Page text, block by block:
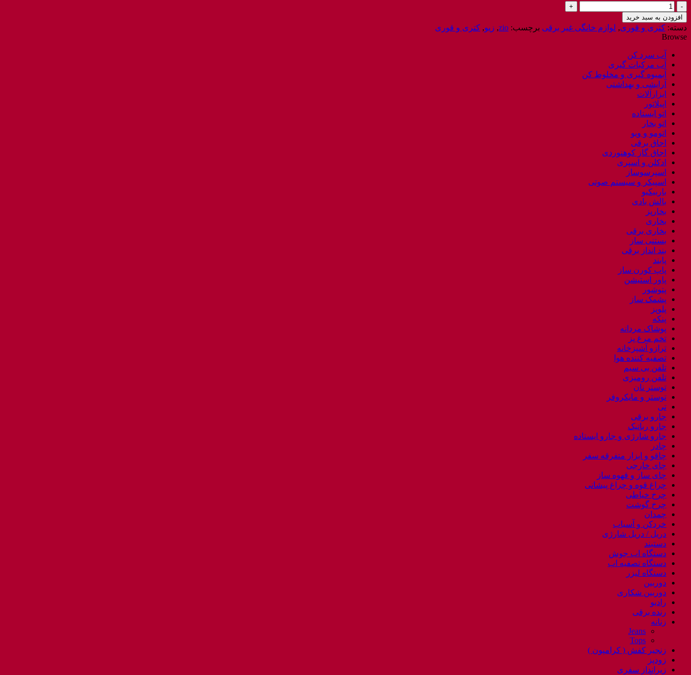
کتری
و
قوری
مدل
زیو
ترکیه
/
ZIO
ZTS-
1855
عدد
افزودن به سبد خرید
دسته: کتری و قوری, لوازم خانگی غیر برقی برچسب: zio
, زیو, کتری و قوری
Browse
آب سرد کن
آب مرکبات گیری
آبمیوه گیری و مخلوط کن
آرایشی و بهداشتی
ابزارآلات
اپیلاتور
اتو ایستاده
اتو بخار
اتومو و ویو
اجاق برقی
اجاق گاز کوهنوردی
ادکلن و اسپری
اسپرسوساز
اسپیکر و سیستم صوتی
باربیکیو
بالش بادی
بخارپز
بخاری
بخاری برقی
بستنی ساز
بند انداز برقی
پابند
پاپ کورن ساز
پاور استیشن
پتوشور
پشمک ساز
پلوپز
پنکه
پوشاک مردانه
تخم مرغ پز
ترازو آشپزخانه
تصفیه کننده هوا
تلفن بی سیم
تلفن رومیزی
توستر نان
توستر و مایکروفر
تی
جارو برقی
جارو رباتیک
جارو شارژی و جارو ایستاده
چادر
چاقو و ابزار متفرقه سفر
چای خارجی
چای ساز و قهوه ساز
چراغ قوه و چراغ پیشانی
چرخ خیاطی
چرخ گوشت
چمدان
خردکن و آسیاب
دریل / دریل شارژی
دستبند
دستگاه اب جوش
دستگاه تصفیه اب
دستگاه لیزر
دوربین
دوربین شکاری
رادیو
رنده برقی
زنانه
Jeans
Tops
زنجیر کفش ( کرامپون )
زودپز
زیرانداز سفری